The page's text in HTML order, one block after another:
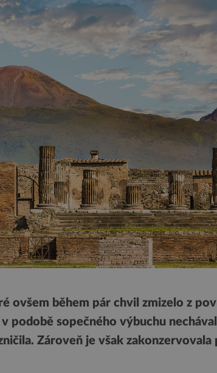
ovšem během pár chvil zmizelo z
podobě sopečného výbuchu
Zároveň je však zakonzervovala